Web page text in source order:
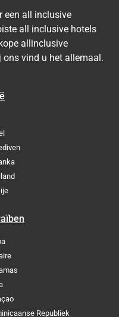
een all inclusive
all inclusive hotels
allinclusive
vind u het allemaal.
Republiek